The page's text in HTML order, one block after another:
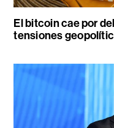
El bitcoin cae por
tensiones